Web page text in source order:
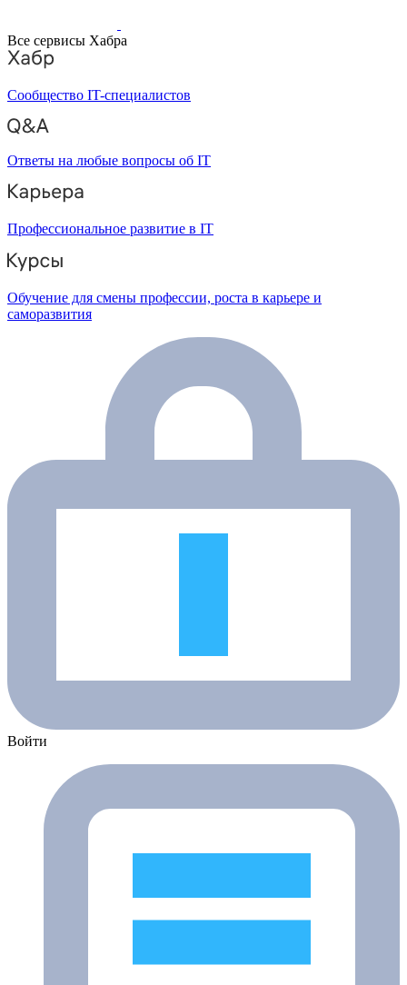
Все сервисы Хабра
Сообщество IT-специалистов
Ответы на любые вопросы об IT
Профессиональное развитие в IT
Обучение для смены профессии, роста в карьере и
саморазвития
Войти